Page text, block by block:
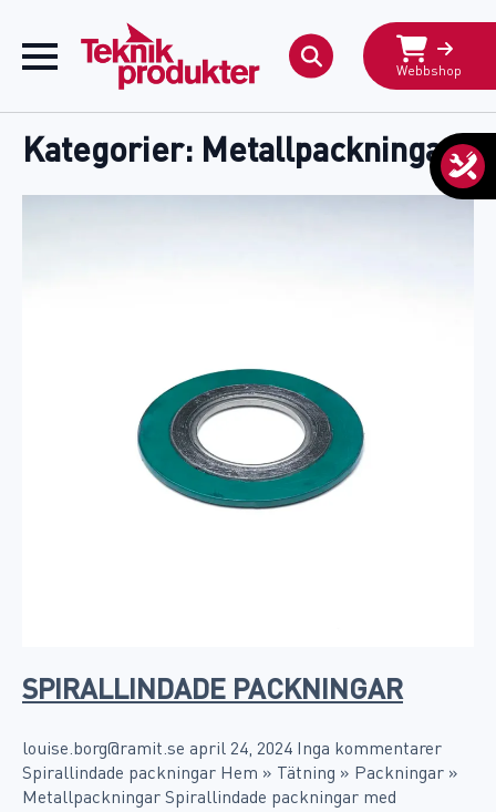
Webbshop
Kategorier: Metallpackningar
SPIRALLINDADE PACKNINGAR
louise.borg@ramit.se april 24, 2024
Inga kommentarer
Spirallindade packningar Hem » Tätning » Packningar »
Metallpackningar Spirallindade packningar med